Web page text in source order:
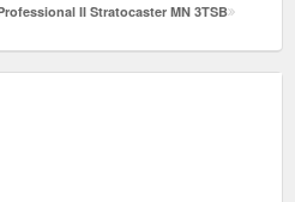
II Stratocaster MN 3TSB